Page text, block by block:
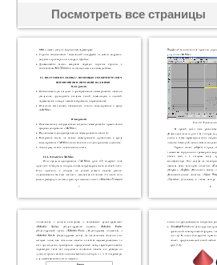
Посмотреть все страницы